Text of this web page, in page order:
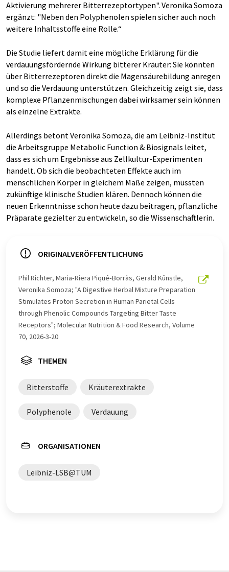
Aktivierung mehrerer Bitterrezeptortypen". Veronika Somoza
ergänzt: "Neben den Polyphenolen spielen sicher auch noch
weitere Inhaltsstoffe eine Rolle.“
Die Studie liefert damit eine mögliche Erklärung für die
verdauungsfördernde Wirkung bitterer Kräuter: Sie könnten
über Bitterrezeptoren direkt die Magensäurebildung anregen
und so die Verdauung unterstützen. Gleichzeitig zeigt sie, dass
komplexe Pflanzenmischungen dabei wirksamer sein können
als einzelne Extrakte.
Allerdings betont Veronika Somoza, die am Leibniz-Institut
die Arbeitsgruppe Metabolic Function & Biosignals leitet,
dass es sich um Ergebnisse aus Zellkultur-Experimenten
handelt. Ob sich die beobachteten Effekte auch im
menschlichen Körper in gleichem Maße zeigen, müssten
zukünftige klinische Studien klären. Dennoch können die
neuen Erkenntnisse schon heute dazu beitragen, pflanzliche
Präparate gezielter zu entwickeln, so die Wissenschaftlerin.
ORIGINALVERÖFFENTLICHUNG
Phil Richter, Maria‐Riera Piqué‐Borràs, Gerald Künstle,
Veronika Somoza; "A Digestive Herbal Mixture Preparation
Stimulates Proton Secretion in Human Parietal Cells
through Phenolic Compounds Targeting Bitter Taste
Receptors"; Molecular Nutrition & Food Research, Volume
70, 2026-3-20
THEMEN
Bitterstoffe Kräuterextrakte
Polyphenole Verdauung
ORGANISATIONEN
Leibniz-LSB@TUM